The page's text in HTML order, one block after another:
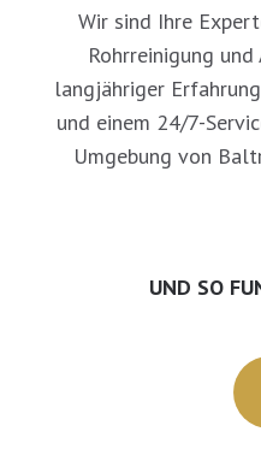
Wir sind Ihre
Rohrreinigung
langjähriger
und einem 24/7-
Umgebung von
UND SO